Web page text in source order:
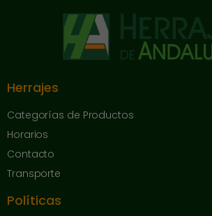
Herrajes
Categorías de Productos
Horarios
Contacto
Transporte
Políticas